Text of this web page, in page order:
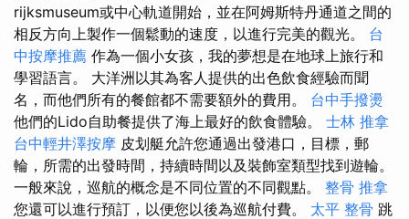
rijksmuseum或中心軌道開始，並在阿姆斯特丹通道之間的
相反方向上製作一個鬆動的速度，以進行完美的觀光。 台
中按摩推薦 作為一個小女孩，我的夢想是在地球上旅行和
學習語言。 大洋洲以其為客人提供的出色飲食經驗而聞
名，而他們所有的餐館都不需要額外的費用。 台中手撥燙
他們的Lido自助餐提供了海上最好的飲食體驗。 士林 推拿
台中輕井澤按摩 皮划艇允許您通過出發港口，目標，郵
輪，所需的出發時間，持續時間以及裝飾室類型找到遊輪。
一般來說，巡航的概念是不同位置的不同觀點。 整骨 推拿
您還可以進行預訂，以便您以後為巡航付費。 太平 整骨 跳